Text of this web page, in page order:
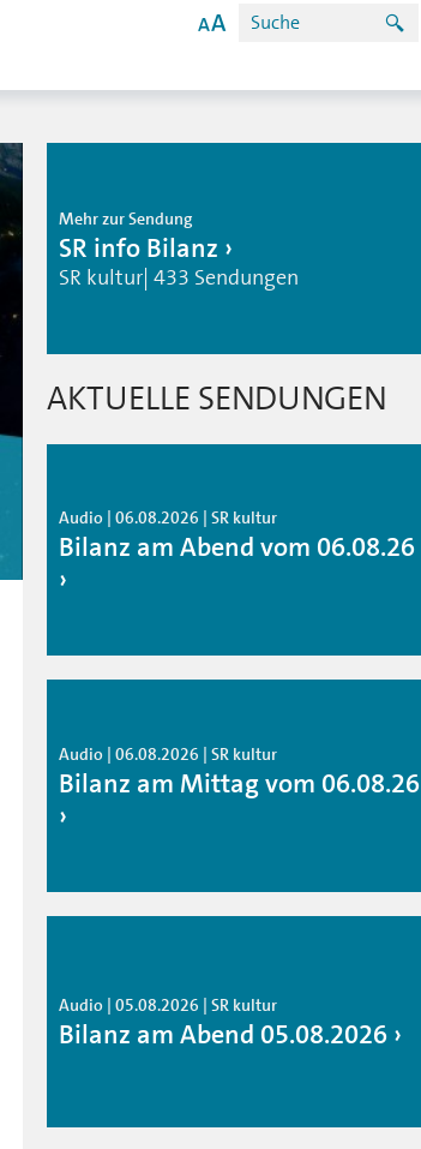
Mehr zur Sendung
SR info Bilanz
SR kultur| 433 Sendungen
AKTUELLE SENDUNGEN
Audio | 06.08.2026 | SR kultur
Bilanz am Abend vom 06.08.26
Audio | 06.08.2026 | SR kultur
Bilanz am Mittag vom 06.08.26
Audio | 05.08.2026 | SR kultur
Bilanz am Abend 05.08.2026